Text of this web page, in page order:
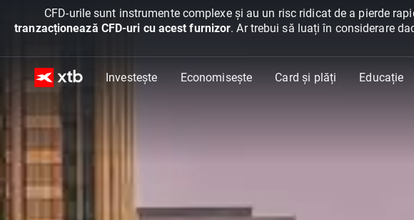
CFD-urile sunt instrumente complexe și au un risc ridicat de a pierde
tranzacționează CFD-uri cu acest furnizor. Ar trebui să luați în considerare
Investește Economisește Card și plăți Educație